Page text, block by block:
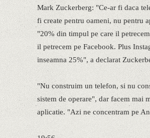
Mark Zuckerberg: "Ce-ar fi daca
fi create pentru oameni, nu pentru
"20% din timpul pe care il
il petrecem pe Facebook. Plus
inseamna 25%", a declarat
"Nu construim un telefon, si nu
sistem de operare", dar facem mai
aplicatie. "Azi ne concentram pe